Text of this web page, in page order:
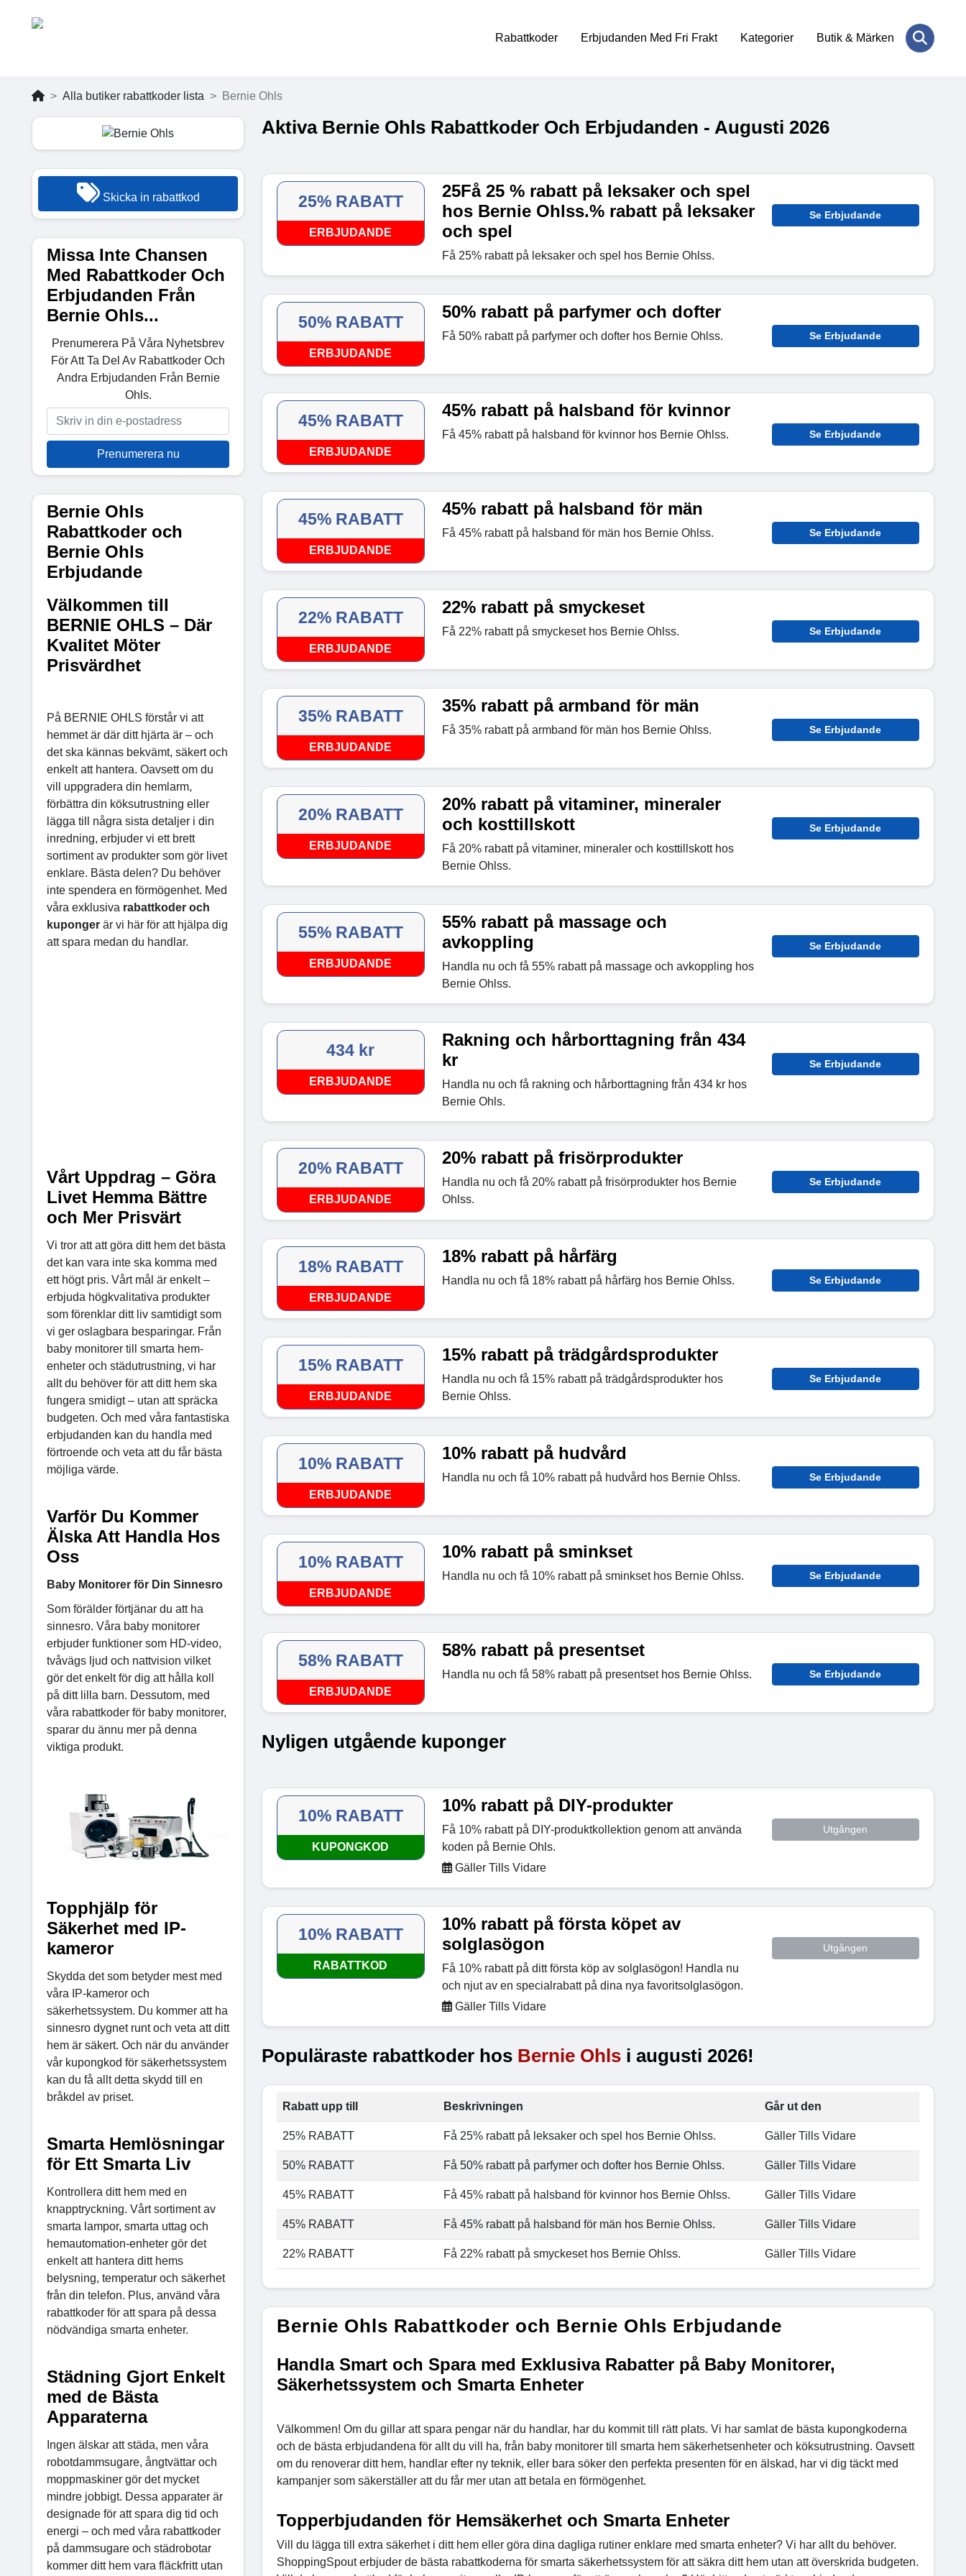
Rabattkoder Erbjudanden Med Fri Frakt Kategorier Butik & Märken
Alla butiker rabattkoder lista Bernie Ohls
Skicka in rabattkod
Missa Inte Chansen
Med Rabattkoder Och
Erbjudanden Från
Bernie Ohls...
Prenumerera På Våra Nyhetsbrev
För Att Ta Del Av Rabattkoder Och
Andra Erbjudanden Från Bernie
Ohls.
Prenumerera nu
Bernie Ohls
Rabattkoder och
Bernie Ohls
Erbjudande
Välkommen till
BERNIE OHLS – Där
Kvalitet Möter
Prisvärdhet
På BERNIE OHLS förstår vi att
hemmet är där ditt hjärta är – och
det ska kännas bekvämt, säkert och
enkelt att hantera. Oavsett om du
vill uppgradera din hemlarm,
förbättra din köksutrustning eller
lägga till några sista detaljer i din
inredning, erbjuder vi ett brett
sortiment av produkter som gör livet
enklare. Bästa delen? Du behöver
inte spendera en förmögenhet. Med
våra exklusiva rabattkoder och
kuponger är vi här för att hjälpa dig
att spara medan du handlar.
Vårt Uppdrag – Göra
Livet Hemma Bättre
och Mer Prisvärt
Vi tror att att göra ditt hem det bästa
det kan vara inte ska komma med
ett högt pris. Vårt mål är enkelt –
erbjuda högkvalitativa produkter
som förenklar ditt liv samtidigt som
vi ger oslagbara besparingar. Från
baby monitorer till smarta hem-
enheter och städutrustning, vi har
allt du behöver för att ditt hem ska
fungera smidigt – utan att spräcka
budgeten. Och med våra fantastiska
erbjudanden kan du handla med
förtroende och veta att du får bästa
möjliga värde.
Varför Du Kommer
Älska Att Handla Hos
Oss
Baby Monitorer för Din Sinnesro
Som förälder förtjänar du att ha
sinnesro. Våra baby monitorer
erbjuder funktioner som HD-video,
tvåvägs ljud och nattvision vilket
gör det enkelt för dig att hålla koll
på ditt lilla barn. Dessutom, med
våra rabattkoder för baby monitorer,
sparar du ännu mer på denna
viktiga produkt.
Topphjälp för
Säkerhet med IP-
kameror
Skydda det som betyder mest med
våra IP-kameror och
säkerhetssystem. Du kommer att ha
sinnesro dygnet runt och veta att ditt
hem är säkert. Och när du använder
vår kupongkod för säkerhetssystem
kan du få allt detta skydd till en
bråkdel av priset.
Smarta Hemlösningar
för Ett Smarta Liv
Kontrollera ditt hem med en
knapptryckning. Vårt sortiment av
smarta lampor, smarta uttag och
hemautomation-enheter gör det
enkelt att hantera ditt hems
belysning, temperatur och säkerhet
från din telefon. Plus, använd våra
rabattkoder för att spara på dessa
nödvändiga smarta enheter.
Städning Gjort Enkelt
med de Bästa
Apparaterna
Ingen älskar att städa, men våra
robotdammsugare, ångtvättar och
moppmaskiner gör det mycket
mindre jobbigt. Dessa apparater är
designade för att spara dig tid och
energi – och med våra rabattkoder
på dammsugare och städrobotar
kommer ditt hem vara fläckfritt utan
Aktiva Bernie Ohls Rabattkoder Och Erbjudanden - Augusti 2026
25% RABATT
ERBJUDANDE
25Få 25 % rabatt på leksaker och spel
hos Bernie Ohlss.% rabatt på leksaker
och spel
Få 25% rabatt på leksaker och spel hos Bernie Ohlss.
Se Erbjudande
50% RABATT
ERBJUDANDE
50% rabatt på parfymer och dofter
Få 50% rabatt på parfymer och dofter hos Bernie Ohlss. Se Erbjudande
45% RABATT
ERBJUDANDE
45% rabatt på halsband för kvinnor
Få 45% rabatt på halsband för kvinnor hos Bernie Ohlss. Se Erbjudande
45% RABATT
ERBJUDANDE
45% rabatt på halsband för män
Få 45% rabatt på halsband för män hos Bernie Ohlss. Se Erbjudande
22% RABATT
ERBJUDANDE
22% rabatt på smyckeset
Få 22% rabatt på smyckeset hos Bernie Ohlss. Se Erbjudande
35% RABATT
ERBJUDANDE
35% rabatt på armband för män
Få 35% rabatt på armband för män hos Bernie Ohlss. Se Erbjudande
20% RABATT
ERBJUDANDE
20% rabatt på vitaminer, mineraler
och kosttillskott
Få 20% rabatt på vitaminer, mineraler och kosttillskott hos
Bernie Ohlss.
Se Erbjudande
55% RABATT
ERBJUDANDE
55% rabatt på massage och
avkoppling
Handla nu och få 55% rabatt på massage och avkoppling hos
Bernie Ohlss.
Se Erbjudande
434 kr
ERBJUDANDE
Rakning och hårborttagning från 434
kr
Handla nu och få rakning och hårborttagning från 434 kr hos
Bernie Ohls.
Se Erbjudande
20% RABATT
ERBJUDANDE
20% rabatt på frisörprodukter
Handla nu och få 20% rabatt på frisörprodukter hos Bernie
Ohlss.
Se Erbjudande
18% RABATT
ERBJUDANDE
18% rabatt på hårfärg
Handla nu och få 18% rabatt på hårfärg hos Bernie Ohlss. Se Erbjudande
15% RABATT
ERBJUDANDE
15% rabatt på trädgårdsprodukter
Handla nu och få 15% rabatt på trädgårdsprodukter hos
Bernie Ohlss.
Se Erbjudande
10% RABATT
ERBJUDANDE
10% rabatt på hudvård
Handla nu och få 10% rabatt på hudvård hos Bernie Ohlss. Se Erbjudande
10% RABATT
ERBJUDANDE
10% rabatt på sminkset
Handla nu och få 10% rabatt på sminkset hos Bernie Ohlss. Se Erbjudande
58% RABATT
ERBJUDANDE
58% rabatt på presentset
Handla nu och få 58% rabatt på presentset hos Bernie Ohlss. Se Erbjudande
Nyligen utgående kuponger
10% RABATT
KUPONGKOD
10% rabatt på DIY-produkter
Få 10% rabatt på DIY-produktkollektion genom att använda
koden på Bernie Ohls.
Gäller Tills Vidare
Utgången
10% RABATT
RABATTKOD
10% rabatt på första köpet av
solglasögon
Få 10% rabatt på ditt första köp av solglasögon! Handla nu
och njut av en specialrabatt på dina nya favoritsolglasögon.
Gäller Tills Vidare
Utgången
Populäraste rabattkoder hos Bernie Ohls i augusti 2026!
Rabatt upp till Beskrivningen Går ut den
25% RABATT Få 25% rabatt på leksaker och spel hos Bernie Ohlss. Gäller Tills Vidare
50% RABATT Få 50% rabatt på parfymer och dofter hos Bernie Ohlss. Gäller Tills Vidare
45% RABATT Få 45% rabatt på halsband för kvinnor hos Bernie Ohlss. Gäller Tills Vidare
45% RABATT Få 45% rabatt på halsband för män hos Bernie Ohlss. Gäller Tills Vidare
22% RABATT Få 22% rabatt på smyckeset hos Bernie Ohlss. Gäller Tills Vidare
Bernie Ohls Rabattkoder och Bernie Ohls Erbjudande
Handla Smart och Spara med Exklusiva Rabatter på Baby Monitorer,
Säkerhetssystem och Smarta Enheter
Välkommen! Om du gillar att spara pengar när du handlar, har du kommit till rätt plats. Vi har samlat de bästa kupongkoderna
och de bästa erbjudandena för allt du vill ha, från baby monitorer till smarta hem säkerhetsenheter och köksutrustning. Oavsett
om du renoverar ditt hem, handlar efter ny teknik, eller bara söker den perfekta presenten för en älskad, har vi dig täckt med
kampanjer som säkerställer att du får mer utan att betala en förmögenhet.
Topperbjudanden för Hemsäkerhet och Smarta Enheter
Vill du lägga till extra säkerhet i ditt hem eller göra dina dagliga rutiner enklare med smarta enheter? Vi har allt du behöver.
ShoppingSpout erbjuder de bästa rabattkoderna för smarta säkerhetssystem för att säkra ditt hem utan att överskrida budgeten.